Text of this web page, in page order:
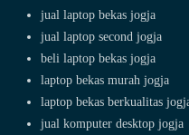
jual laptop bekas jogja
jual laptop second jogja
beli laptop bekas jogja
laptop bekas murah jogja
laptop bekas berkualitas
jual komputer desktop jogja